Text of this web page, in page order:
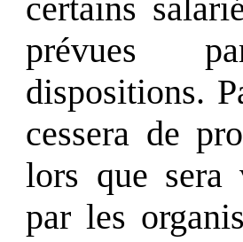
certains
prévues
dispositions.
cessera de
lors que sera
par les